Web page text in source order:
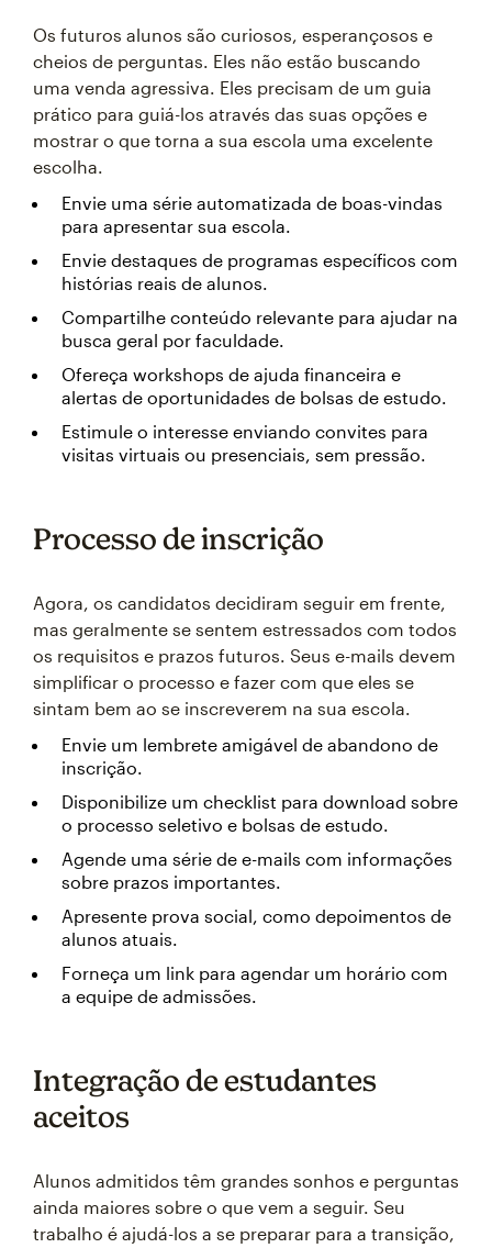
Os futuros alunos são curiosos, esperançosos e
cheios de perguntas. Eles não estão buscando
uma venda agressiva. Eles precisam de um guia
prático para guiá-los através das suas opções e
mostrar o que torna a sua escola uma excelente
escolha.
Envie uma série automatizada de boas-vindas
para apresentar sua escola.
Envie destaques de programas específicos com
histórias reais de alunos.
Compartilhe conteúdo relevante para ajudar na
busca geral por faculdade.
Ofereça workshops de ajuda financeira e
alertas de oportunidades de bolsas de estudo.
Estimule o interesse enviando convites para
visitas virtuais ou presenciais, sem pressão.
Processo de inscrição
Agora, os candidatos decidiram seguir em frente,
mas geralmente se sentem estressados com todos
os requisitos e prazos futuros. Seus e-mails devem
simplificar o processo e fazer com que eles se
sintam bem ao se inscreverem na sua escola.
Envie um lembrete amigável de abandono de
inscrição.
Disponibilize um checklist para download sobre
o processo seletivo e bolsas de estudo.
Agende uma série de e-mails com informações
sobre prazos importantes.
Apresente prova social, como depoimentos de
alunos atuais.
Forneça um link para agendar um horário com
a equipe de admissões.
Integração de estudantes
aceitos
Alunos admitidos têm grandes sonhos e perguntas
ainda maiores sobre o que vem a seguir. Seu
trabalho é ajudá-los a se preparar para a transição,